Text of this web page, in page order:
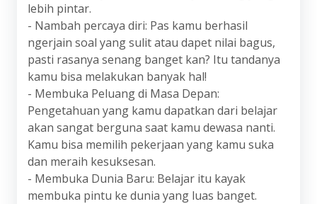
lebih pintar.
- Nambah percaya diri: Pas kamu berhasil
ngerjain soal yang sulit atau dapet nilai bagus,
pasti rasanya senang banget kan? Itu tandanya
kamu bisa melakukan banyak hal!
- Membuka Peluang di Masa Depan:
Pengetahuan yang kamu dapatkan dari belajar
akan sangat berguna saat kamu dewasa nanti.
Kamu bisa memilih pekerjaan yang kamu suka
dan meraih kesuksesan.
- Membuka Dunia Baru: Belajar itu kayak
membuka pintu ke dunia yang luas banget.